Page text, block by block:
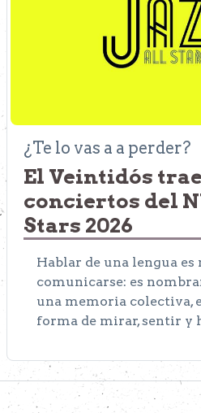
¿Te lo vas a a perder?
El Veintidós
conciertos del
Stars 2026
Hablar de una lengua
comunicarse: es
una memoria colectiva,
forma de mirar, sentir y